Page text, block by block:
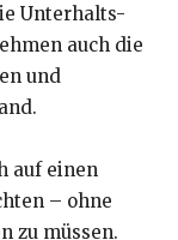
Unterhalts-
auch die
und
auf einen
– ohne
zu müssen.